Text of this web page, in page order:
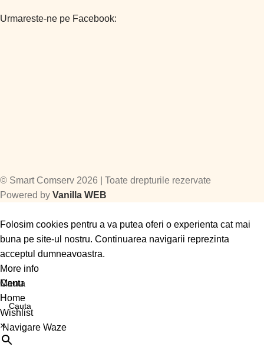
Urmareste-ne pe Facebook:
© Smart Comserv 2026 | Toate drepturile rezervate
Powered by Vanilla WEB
Folosim cookies pentru a va putea oferi o experienta cat mai
buna pe site-ul nostru. Continuarea navigarii reprezinta
acceptul dumneavoastra.
More info
Cauta
×
Menu
Home
Wishlist
Navigare Waze